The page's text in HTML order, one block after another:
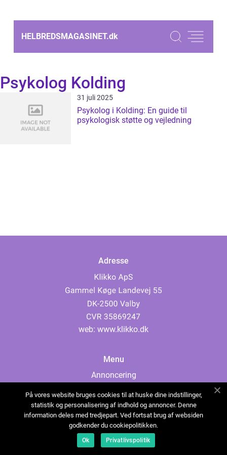
HELBREDSMAGASINET.dk
Psykolog Kolding
31 juli 2025
Psykolog i Kolding: En guide til
psykologisk støtte og vejledning
Adresse
web: www.klikko.dk
Menu
Annoncering
Cookies
Kontakt os
Sitemap
På vores website bruges cookies til at huske dine indstillinger,
statistik og personalisering af indhold og annoncer. Denne
information deles med tredjepart. Ved fortsat brug af websiden
godkender du cookiepolitikken.
Ok Privatlivspolitik